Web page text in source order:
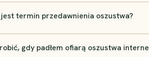
termin przedawnienia oszustwa?
gdy padłem ofiarą oszustwa